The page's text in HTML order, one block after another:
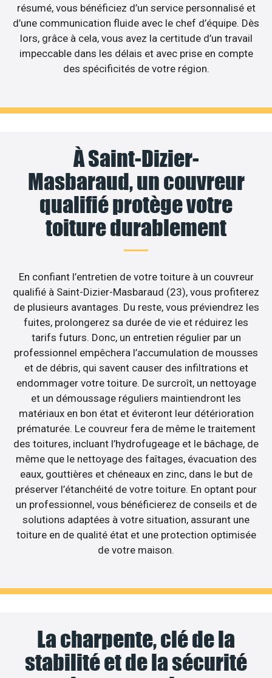
résumé, vous bénéficiez d’un service personnalisé et
d’une communication fluide avec le chef d’équipe. Dès
lors, grâce à cela, vous avez la certitude d’un travail
impeccable dans les délais et avec prise en compte
des spécificités de votre région.
À Saint-Dizier-
Masbaraud, un couvreur
qualifié protège votre
toiture durablement
En confiant l’entretien de votre toiture à un couvreur
qualifié à Saint-Dizier-Masbaraud (23), vous profiterez
de plusieurs avantages. Du reste, vous préviendrez les
fuites, prolongerez sa durée de vie et réduirez les
tarifs futurs. Donc, un entretien régulier par un
professionnel empêchera l’accumulation de mousses
et de débris, qui savent causer des infiltrations et
endommager votre toiture. De surcroît, un nettoyage
et un démoussage réguliers maintiendront les
matériaux en bon état et éviteront leur détérioration
prématurée. Le couvreur fera de même le traitement
des toitures, incluant l’hydrofugeage et le bâchage, de
même que le nettoyage des faîtages, évacuation des
eaux, gouttières et chéneaux en zinc, dans le but de
préserver l’étanchéité de votre toiture. En optant pour
un professionnel, vous bénéficierez de conseils et de
solutions adaptées à votre situation, assurant une
toiture en de qualité état et une protection optimisée
de votre maison.
La charpente, clé de la
stabilité et de la sécurité